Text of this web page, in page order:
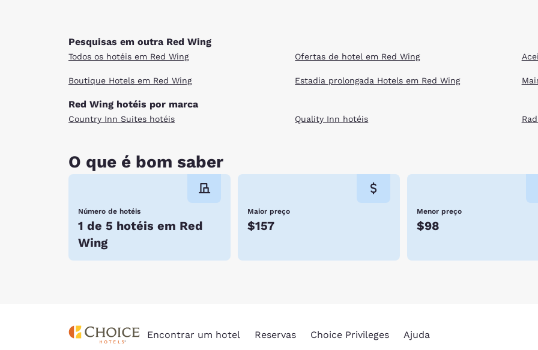
Pesquisas em outra Red Wing
Todos os hotéis em Red Wing
Boutique Hotels em Red Wing
Ofertas de hotel em Red Wing
Estadia prolongada Hotels em Red Wing
Red Wing hotéis por marca
Country Inn Suites hotéis Quality Inn hotéis
O que é bom saber
Número de hotéis
1 de 5 hotéis em Red
Wing
Maior preço
$157
Menor preço
$98
Encontrar um hotel Reservas Choice Privileges Ajuda